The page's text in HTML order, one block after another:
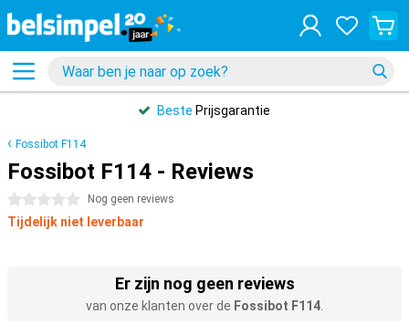
Beste Prijsgarantie
Fossibot F114
Fossibot F114 - Reviews
0 sterren Nog geen reviews
Tijdelijk niet leverbaar
Er zijn nog geen reviews
van onze klanten over de Fossibot F114